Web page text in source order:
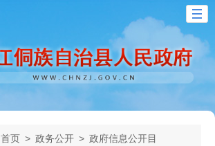
首页 > 政务公开 > 政府信息公开目